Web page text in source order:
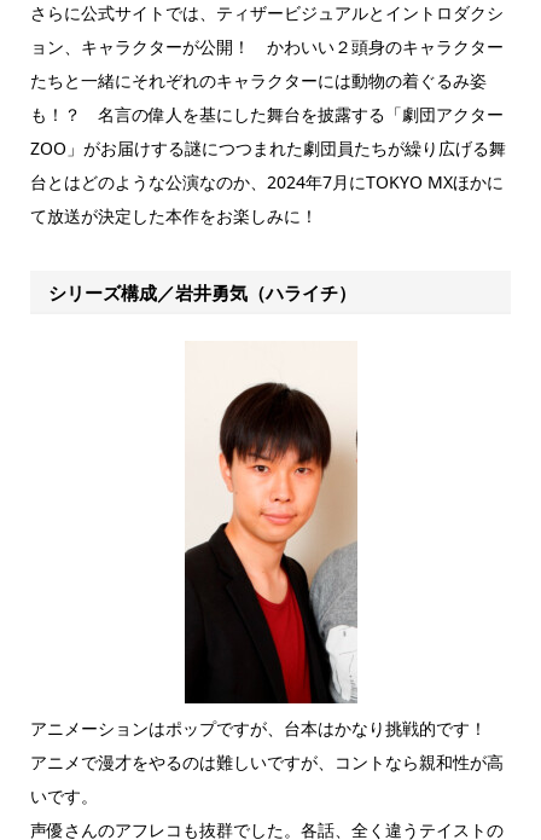
さらに公式サイトでは、ティザービジュアルとイントロダクシ
ョン、キャラクターが公開！ かわいい２頭身のキャラクター
たちと一緒にそれぞれのキャラクターには動物の着ぐるみ姿
も！？ 名言の偉人を基にした舞台を披露する「劇団アクター
ZOO」がお届けする謎につつまれた劇団員たちが繰り広げる舞
台とはどのような公演なのか、2024年7月にTOKYO MXほかに
て放送が決定した本作をお楽しみに！
シリーズ構成／岩井勇気（ハライチ）
アニメーションはポップですが、台本はかなり挑戦的です！
アニメで漫才をやるのは難しいですが、コントなら親和性が高
いです。
声優さんのアフレコも抜群でした。各話、全く違うテイストの